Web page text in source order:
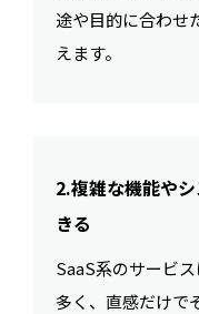
途や目的に合わせ
えます。
2.複雑な機能や
きる
SaaS系のサービ
多く、直感だけで